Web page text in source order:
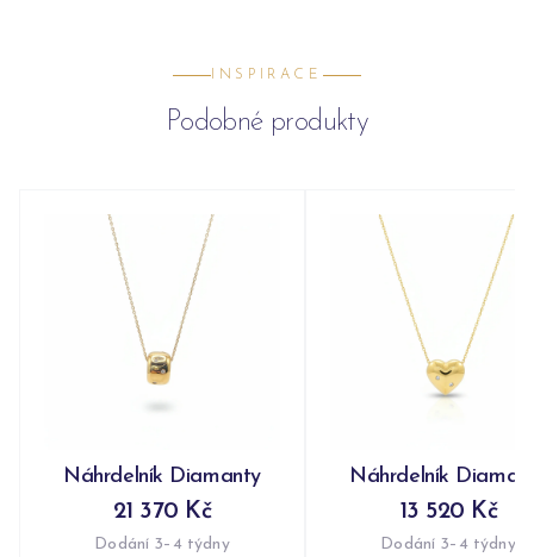
INSPIRACE
Podobné produkty
Náhrdelník Diamanty
21 370 Kč
Dodání 3–4 týdny
Náhrdelník
13 520 Kč
Dodání 3–4 týdny